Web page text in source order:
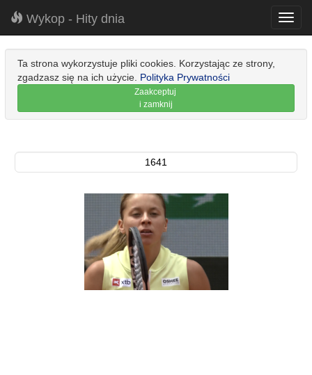
Wykop - Hity dnia
Ta strona wykorzystuje pliki cookies. Korzystając ze strony,
zgadzasz się na ich użycie. Polityka Prywatności
Zaakceptuj
i zamknij
1641